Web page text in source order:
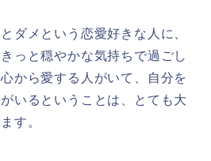
ダメという恋愛好きな人に、
っと穏やかな気持ちで過ごし
から愛する人がいて、自分を
いるということは、とても大
す。